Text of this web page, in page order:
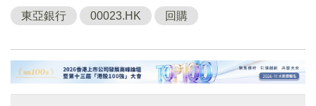
東亞銀行 00023.HK 回購